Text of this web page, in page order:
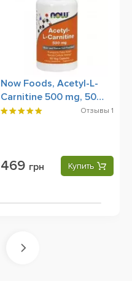
Now Foods, Acetyl-L-
Carnitine 500 mg, 50
Veg Capsules
Отзывы 1
469 грн Купить